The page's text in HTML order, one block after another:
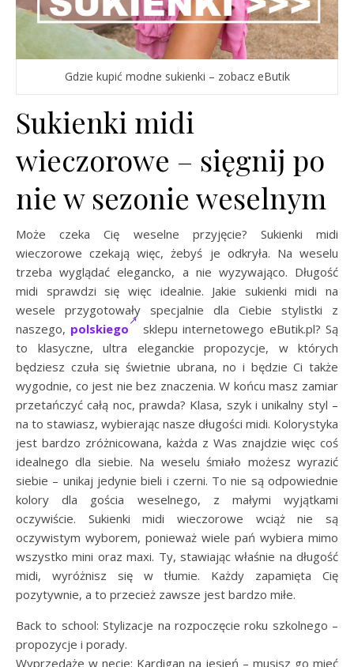
Gdzie kupić modne sukienki – zobacz eButik
Sukienki midi
wieczorowe – sięgnij po
nie w sezonie weselnym
Może czeka Cię weselne przyjęcie? Sukienki midi
wieczorowe czekają więc, żebyś je odkryła. Na weselu
trzeba wyglądać elegancko, a nie wyzywająco. Długość
midi sprawdzi się więc idealnie. Jakie sukienki midi na
wesele przygotowały specjalnie dla Ciebie stylistki z
naszego, polskiego
sklepu internetowego eButik.pl? Są
to klasyczne, ultra eleganckie propozycje, w których
będziesz czuła się świetnie ubrana, no i będzie Ci także
wygodnie, co jest nie bez znaczenia. W końcu masz zamiar
przetańczyć całą noc, prawda? Klasa, szyk i unikalny styl –
na to stawiasz, wybierając nasze długości midi. Kolorystyka
jest bardzo zróżnicowana, każda z Was znajdzie więc coś
idealnego dla siebie. Na weselu śmiało możesz wyrazić
siebie – unikaj jedynie bieli i czerni. To nie są odpowiednie
kolory dla gościa weselnego, z małymi wyjątkami
oczywiście. Sukienki midi wieczorowe wciąż nie są
oczywistym wyborem, ponieważ wiele pań wybiera mimo
wszystko mini oraz maxi. Ty, stawiając właśnie na długość
midi, wyróżnisz się w tłumie. Każdy zapamięta Cię
pozytywnie, a to przecież zawsze jest bardzo miłe.
Back to school: Stylizacje na rozpoczęcie roku szkolnego –
propozycje i porady.
Wyprzedaże w necie: Kardigan na jesień – musisz go mieć